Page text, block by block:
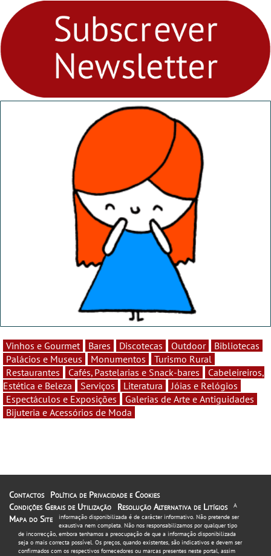
fores - Atelier de Educação
Ambiental nos
“Dominguinhos” de 23 de
Vinhos e Gourmet Bares Discotecas Outdoor
Bibliotecas
Palácios e Museus
Monumentos
Turismo Rural
Restaurantes
Cafés, Pastelarias e Snack-bares
Cabeleireiros,
Estética e Beleza
Serviços Literatura
Jóias e Relógios
Espectáculos e Exposições
Galerias de Arte e Antiguidades
Bijuteria e Acessórios de Moda
Contactos
Política de Privacidade e Cookies
Condições Gerais de Utilização
Resolução Alternativa de Litígios
Mapa do Site
A
informação disponibilizada é de carácter informativo. Não pretende ser
exaustiva nem completa. Não nos responsabilizamos por qualquer tipo
de incorrecção, embora tenhamos a preocupação de que a informação disponibilizada
seja o mais correcta possível. Os preços, quando existentes, são indicativos e devem ser
confirmados com os respectivos fornecedores ou marcas presentes neste portal, assim